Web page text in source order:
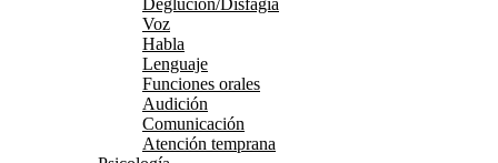
Deglución/Disfagia
Voz
Habla
Lenguaje
Funciones orales
Audición
Comunicación
Atención temprana